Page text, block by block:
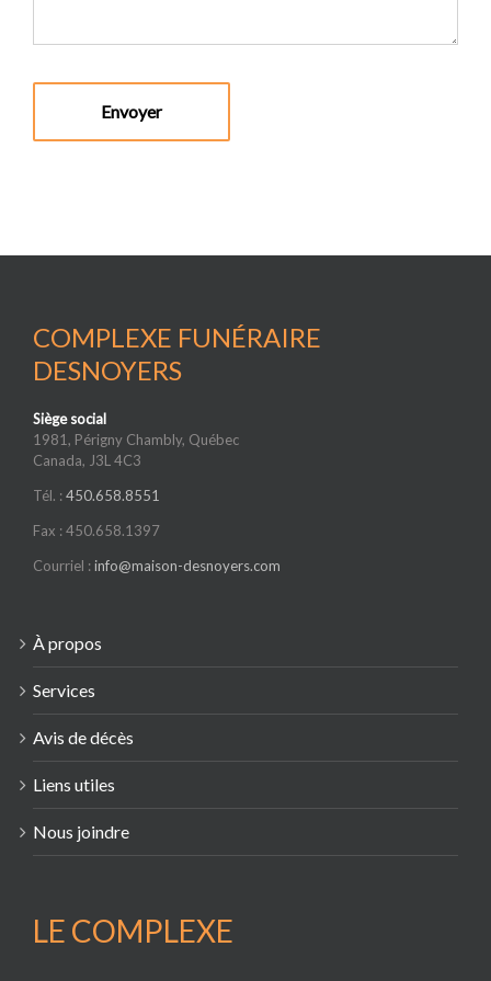
COMPLEXE FUNÉRAIRE
DESNOYERS
Siège social
1981, Périgny Chambly, Québec
Canada, J3L 4C3
Tél. :450.658.8551
Fax : 450.658.1397
Courriel :info@maison-desnoyers.com
À propos
Services
Avis de décès
Liens utiles
Nous joindre
LE COMPLEXE